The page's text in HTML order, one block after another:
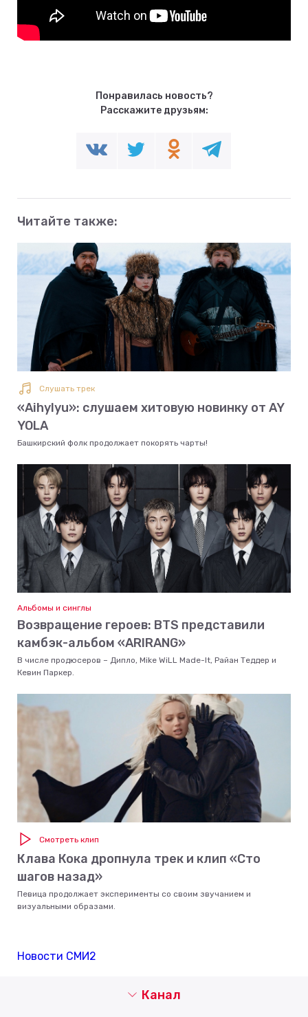
Понравилась новость?
Расскажите друзьям:
Читайте также:
Слушать трек
«Aihylyu»: слушаем хитовую новинку от AY
YOLA
Башкирский фолк продолжает покорять чарты!
Альбомы и синглы
Возвращение героев: BTS представили
камбэк-альбом «ARIRANG»
В числе продюсеров – Дипло, Mike WiLL Made-It, Райан Теддер и
Кевин Паркер.
Смотреть клип
Клава Кока дропнула трек и клип «Сто
шагов назад»
Певица продолжает эксперименты со своим звучанием и
визуальными образами.
Новости СМИ2
Канал